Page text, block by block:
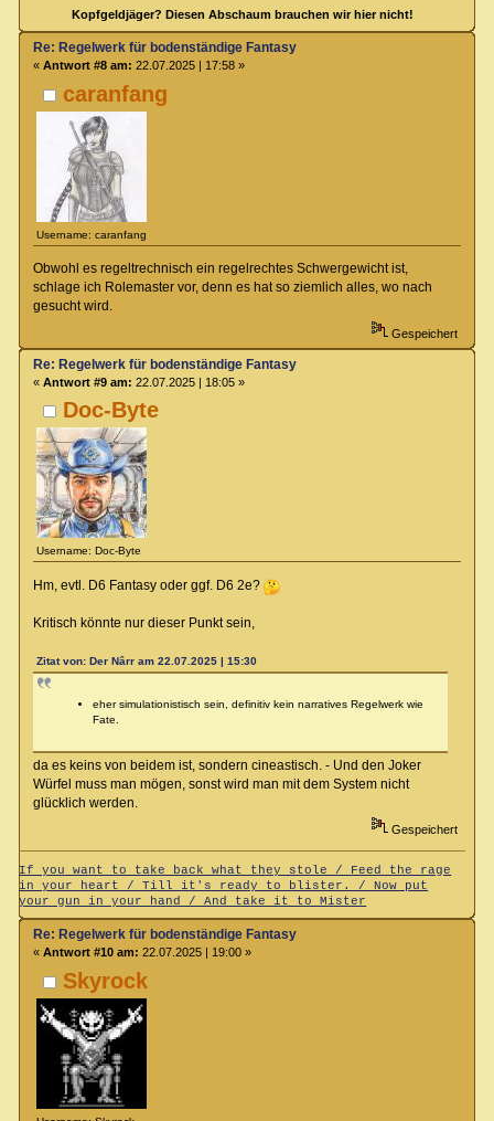
Kopfgeldjäger? Diesen Abschaum brauchen wir hier nicht!
caranfang
Username: caranfang
Re: Regelwerk für bodenständige Fantasy
« Antwort #8 am: 22.07.2025 | 17:58 »
Obwohl es regeltrechnisch ein regelrechtes Schwergewicht ist,
schlage ich Rolemaster vor, denn es hat so ziemlich alles, wo nach
gesucht wird.
Gespeichert
Doc-Byte
Username: Doc-Byte
Re: Regelwerk für bodenständige Fantasy
« Antwort #9 am: 22.07.2025 | 18:05 »
Hm, evtl. D6 Fantasy oder ggf. D6 2e?
Kritisch könnte nur dieser Punkt sein,
Zitat von: Der Nârr am 22.07.2025 | 15:30
eher simulationistisch sein, definitiv kein narratives Regelwerk wie
Fate.
da es keins von beidem ist, sondern cineastisch. - Und den Joker
Würfel muss man mögen, sonst wird man mit dem System nicht
glücklich werden.
Gespeichert
If you want to take back what they stole / Feed the rage
in your heart / Till it's ready to blister. / Now put
your gun in your hand / And take it to Mister
Skyrock
Re: Regelwerk für bodenständige Fantasy
« Antwort #10 am: 22.07.2025 | 19:00 »